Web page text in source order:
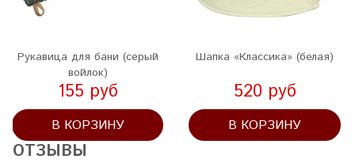
Рукавица для бани (серый
войлок)
155 руб
В КОРЗИНУ
Шапка «Классика» (белая)
520 руб
В КОРЗИНУ
ОТЗЫВЫ